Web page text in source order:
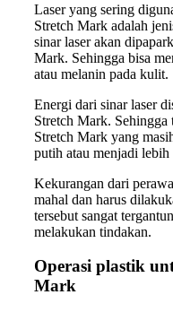
Laser yang sering
Stretch Mark adalah
sinar laser akan
Mark. Sehingga bisa
atau melanin pada kulit.
Energi dari sinar laser
Stretch Mark. Sehingga
Stretch Mark yang
putih atau menjadi
Kekurangan dari
mahal dan harus
tersebut sangat
melakukan tindakan.
Operasi plastik
Mark